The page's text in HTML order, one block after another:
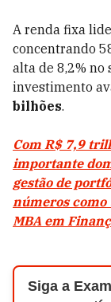
A renda fixa
concentrando
alta de 8,2% no
investimento
bilhões.
Com R$ 7,9
importante
gestão de
números como
MBA em
Siga a